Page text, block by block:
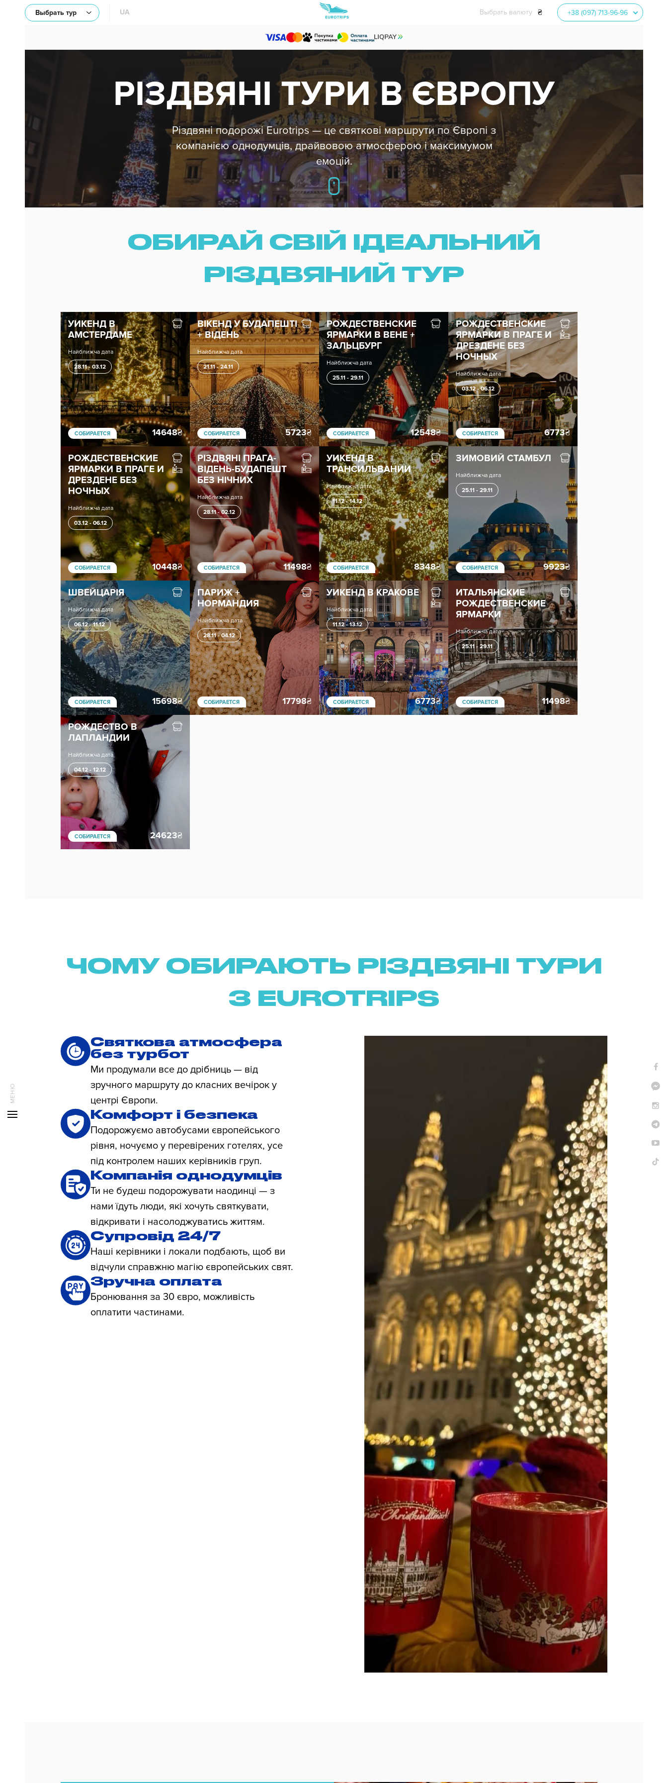
UA
Выбрать тур Выбрать валюту ₴ +38 (097) 713-96-96
РІЗДВЯНІ ТУРИ В ЄВРОПУ
Різдвяні подорожі Eurotrips — це святкові маршрути по Європі з
компанією однодумців, драйвовою атмосферою і максимумом
емоцій.
ОБИРАЙ СВІЙ ІДЕАЛЬНИЙ
РІЗДВЯНИЙ ТУР
УИКЕНД В
АМСТЕРДАМЕ
Найближча дата
28.11 - 03.12
СОБИРАЕТСЯ 14648₴
ВІКЕНД У БУДАПЕШТІ
+ ВІДЕНЬ
Найближча дата
21.11 - 24.11
СОБИРАЕТСЯ 5723₴
РОЖДЕСТВЕНСКИЕ
ЯРМАРКИ В ВЕНЕ +
ЗАЛЬЦБУРГ
Найближча дата
25.11 - 29.11
СОБИРАЕТСЯ 12548₴
РОЖДЕСТВЕНСКИЕ
ЯРМАРКИ В ПРАГЕ И
ДРЕЗДЕНЕ БЕЗ
НОЧНЫХ
Найближча дата
03.12 - 06.12
СОБИРАЕТСЯ 6773₴
РОЖДЕСТВЕНСКИЕ
ЯРМАРКИ В ПРАГЕ И
ДРЕЗДЕНЕ БЕЗ
НОЧНЫХ
Найближча дата
03.12 - 06.12
СОБИРАЕТСЯ 10448₴
РІЗДВЯНІ ПРАГА-
ВІДЕНЬ-БУДАПЕШТ
БЕЗ НІЧНИХ
Найближча дата
28.11 - 02.12
СОБИРАЕТСЯ 11498₴
УИКЕНД В
ТРАНСИЛЬВАНИИ
Найближча дата
11.12 - 14.12
СОБИРАЕТСЯ 8348₴
ЗИМОВИЙ СТАМБУЛ
Найближча дата
25.11 - 29.11
СОБИРАЕТСЯ 9923₴
ШВЕЙЦАРІЯ
Найближча дата
06.12 - 11.12
СОБИРАЕТСЯ 15698₴
ПАРИЖ +
НОРМАНДИЯ
Найближча дата
28.11 - 04.12
СОБИРАЕТСЯ 17798₴
УИКЕНД В КРАКОВЕ
Найближча дата
11.12 - 13.12
СОБИРАЕТСЯ 6773₴
ИТАЛЬЯНСКИЕ
РОЖДЕСТВЕНСКИЕ
ЯРМАРКИ
Найближча дата
25.11 - 29.11
СОБИРАЕТСЯ 11498₴
РОЖДЕСТВО В
ЛАПЛАНДИИ
Найближча дата
04.12 - 12.12
СОБИРАЕТСЯ 24623₴
ЧОМУ ОБИРАЮТЬ РІЗДВЯНІ ТУРИ
З EUROTRIPS
Святкова атмосфера
без турбот
Ми продумали все до дрібниць — від
зручного маршруту до класних вечірок у
центрі Європи.
Комфорт і безпека
Подорожуємо автобусами європейського
рівня, ночуємо у перевірених готелях, усе
під контролем наших керівників груп.
Компанія однодумців
Ти не будеш подорожувати наодинці — з
нами їдуть люди, які хочуть святкувати,
відкривати і насолоджуватись життям.
Супровід 24/7
Наші керівники і локали подбають, щоб ви
відчули справжню магію європейських свят.
Зручна оплата
Бронювання за 30 євро, можливість
оплатити частинами.